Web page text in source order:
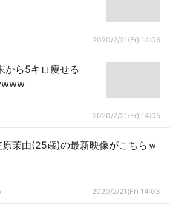
2020/2/21(Fr) 14:06
から5キロ痩せる
2020/2/21(Fr) 14:05
原茉由(25歳)の最新映像がこちらｗ
2020/2/21(Fr) 14:03